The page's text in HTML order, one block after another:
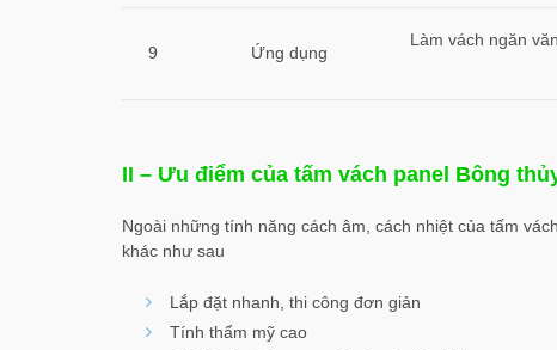
9 Ứng dụng
Làm vách ngăn
II – Ưu điểm của tấm vách panel Bông
Ngoài những tính năng cách âm, cách nhiệt của tấm
khác như sau
Lắp đặt nhanh, thi công đơn giản
Tính thẩm mỹ cao